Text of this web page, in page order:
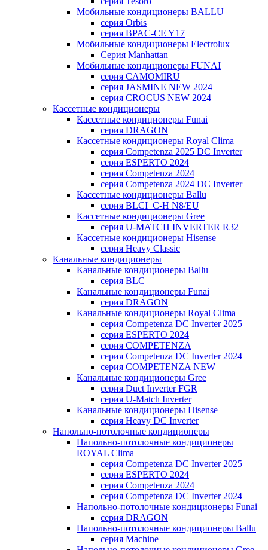
Мобильные кондиционеры BALLU
серия Orbis
серия BPAC-CE Y17
Мобильные кондиционеры Electrolux
Cерия Manhattan
Мобильные кондиционеры FUNAI
серия CAMOMIRU
серия JASMINE NEW 2024
серия CROCUS NEW 2024
Кассетные кондиционеры
Кассетные кондиционеры Funai
серия DRAGON
Кассетные кондиционеры Royal Clima
серия Competenza 2025 DC Inverter
серия ESPERTO 2024
серия Competenza 2024
серия Competenza 2024 DC Inverter
Кассетные кондиционеры Ballu
серия BLCI_C-H N8/EU
Кассетные кондиционеры Gree
серия U-MATCH INVERTER R32
Кассетные кондиционеры Hisense
серия Heavy Classic
Канальные кондиционеры
Канальные кондиционеры Ballu
серия BLC
Канальные кондиционеры Funai
серия DRAGON
Канальные кондиционеры Royal Clima
серия Competenza DC Inverter 2025
серия ESPERTO 2024
серия COMPETENZA
серия Competenza DC Inverter 2024
серия COMPETENZA NEW
Канальные кондиционеры Gree
серия Duct Inverter FGR
серия U-Match Inverter
Канальные кондиционеры Hisense
серия Heavy DC Inverter
Напольно-потолочные кондиционеры
Напольно-потолочные кондиционеры
ROYAL Clima
серия Competenza DC Inverter 2025
серия ESPERTO 2024
серия Competenza 2024
серия Competenza DC Inverter 2024
Напольно-потолочные кондиционеры Funai
серия DRAGON
Напольно-потолочные кондиционеры Ballu
серия Machine